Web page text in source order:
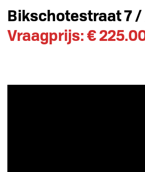
Bikschotestraat 7 /
Vraagprijs: €